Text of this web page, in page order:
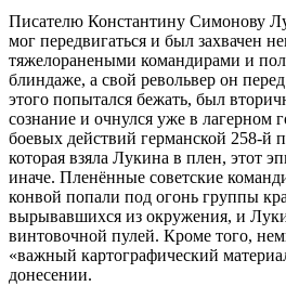
Писателю Константину Симонову
мог передвигаться и был захвачен
тяжелоранеными командирами и
блиндаже, а свой револьвер он
этого попытался бежать, был
сознание и очнулся уже в лагерном
боевых действий германской 258-й
которая взяла Лукина в плен, этот
иначе. Пленённые советские
конвой попали под огонь группы
вырывавшихся из окружения, и
винтовочной пулей. Кроме того,
«важный картографический
донесении.